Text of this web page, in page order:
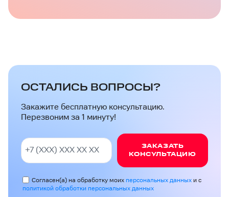
ОСТАЛИСЬ ВОПРОСЫ?
Закажите бесплатную консультацию.
Перезвоним за 1 минуту!
ЗАКАЗАТЬ
КОНСУЛЬТАЦИЮ
Согласен(а) на обработку моих персональных данных и с
политикой обработки персональных данных